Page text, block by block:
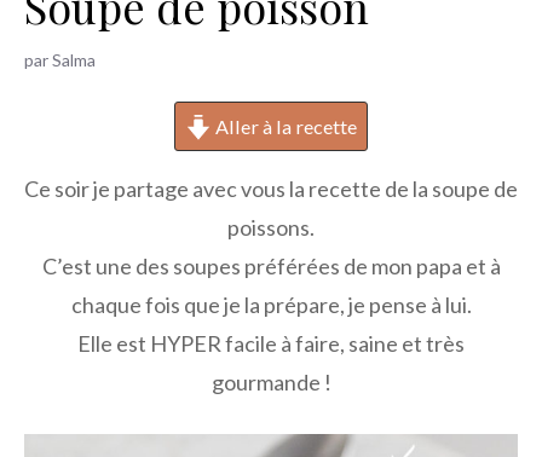
h
parSalma
Aller à la recette
Ce soir je partage avec vous la recette de la soupe de
poissons.
C’est une des soupes préférées de mon papa et à
chaque fois que je la prépare, je pense à lui.
Elle est HYPER facile à faire, saine et très
gourmande !